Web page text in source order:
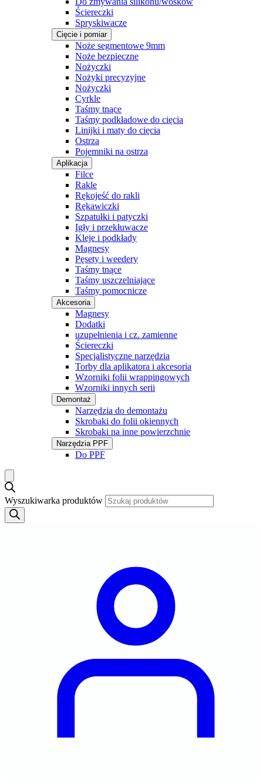
Ściereczki
Spryskiwacze
Cięcie i pomiar
Noże segmentowe 9mm
Noże bezpieczne
Nożyczki
Nożyki precyzyjne
Nożyczki
Cyrkle
Taśmy tnące
Taśmy podkładowe do cięcia
Linijki i maty do cięcia
Ostrza
Pojemniki na ostrza
Aplikacja
Filce
Rakle
Rękojeść do rakli
Rękawiczki
Szpatułki i patyczki
Igły i przekłuwacze
Kleje i podkłady
Magnesy
Pęsety i weedery
Taśmy tnące
Taśmy uszczelniające
Taśmy pomocnicze
Akcesoria
Magnesy
Dodatki
uzupełnienia i cz. zamienne
Ściereczki
Specjalistyczne narzędzia
Torby dla aplikatora i akcesoria
Wzorniki folii wrappingowych
Wzorniki innych serii
Demontaż
Narzędzia do demontażu
Skrobaki do folii okiennych
Skrobaki na inne powierzchnie
Narzędzia PPF
Do PPF
Wyszukiwarka produktów